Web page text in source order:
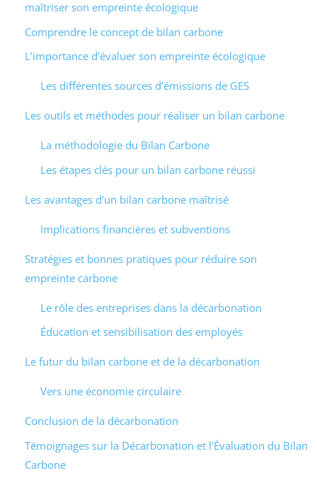
maîtriser son empreinte écologique
Comprendre le concept de bilan carbone
L’importance d’évaluer son empreinte écologique
Les différentes sources d’émissions de GES
Les outils et méthodes pour réaliser un bilan carbone
La méthodologie du Bilan Carbone
Les étapes clés pour un bilan carbone réussi
Les avantages d’un bilan carbone maîtrisé
Implications financières et subventions
Stratégies et bonnes pratiques pour réduire son
empreinte carbone
Le rôle des entreprises dans la décarbonation
Éducation et sensibilisation des employés
Le futur du bilan carbone et de la décarbonation
Vers une économie circulaire
Conclusion de la décarbonation
Témoignages sur la Décarbonation et l’Évaluation du Bilan
Carbone